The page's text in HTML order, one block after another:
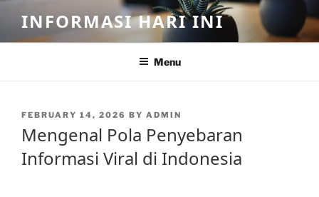
content
INFORMASI HARI INI
Menu
POSTED
FEBRUARY 14, 2026 BY ADMIN
Mengenal Pola Penyebaran
Informasi Viral di Indonesia